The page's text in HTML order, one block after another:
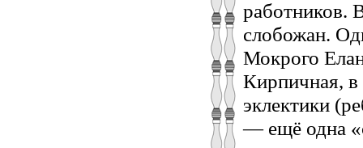
работников.
слобожан.
Мокрого
Кирпичная, в
эклектики
— ещё одна